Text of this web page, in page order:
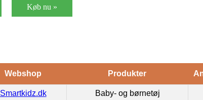
Køb nu »
Webshop Produkter
Smartkidz.dk Baby- og børnetøj